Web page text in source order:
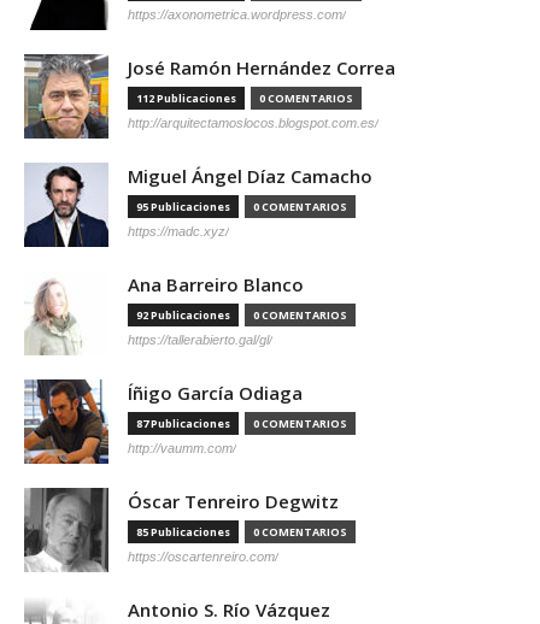
https://axonometrica.wordpress.com/
José Ramón Hernández Correa
112 Publicaciones 0 COMENTARIOS
http://arquitectamoslocos.blogspot.com.es/
Miguel Ángel Díaz Camacho
95 Publicaciones 0 COMENTARIOS
https://madc.xyz/
Ana Barreiro Blanco
92 Publicaciones 0 COMENTARIOS
https://tallerabierto.gal/gl/
Íñigo García Odiaga
87 Publicaciones 0 COMENTARIOS
http://vaumm.com/
Óscar Tenreiro Degwitz
85 Publicaciones 0 COMENTARIOS
https://oscartenreiro.com/
Antonio S. Río Vázquez